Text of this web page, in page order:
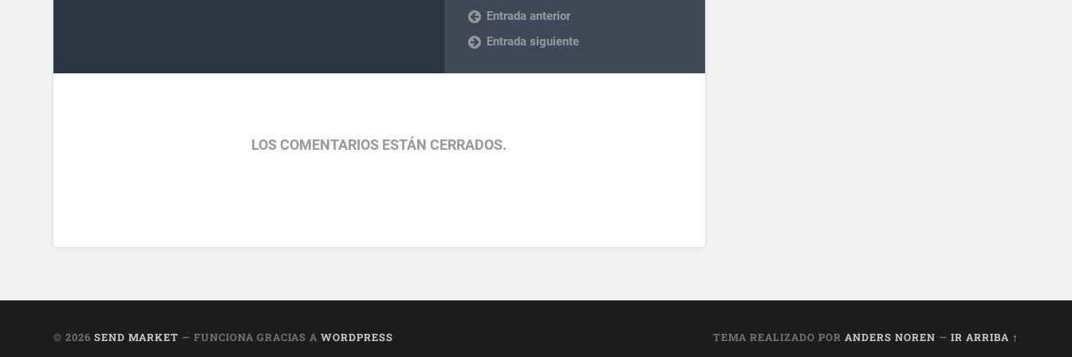
Entrada anterior
Entrada siguiente
LOS COMENTARIOS ESTÁN CERRADOS.
© 2026SEND MARKET — FUNCIONA GRACIAS AWORDPRESS TEMA REALIZADO POR ANDERS NOREN — IR ARRIBA ↑